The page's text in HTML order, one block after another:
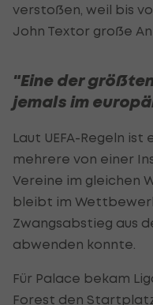
verstoßen, weil bis
John Textor große
"Eine der
jemals im
Laut UEFA-Regeln
mehrere von einer
Vereine im gleichen
bleibt im
Zwangsabstieg aus
abwenden konnte.
Für Palace bekam
Forest den